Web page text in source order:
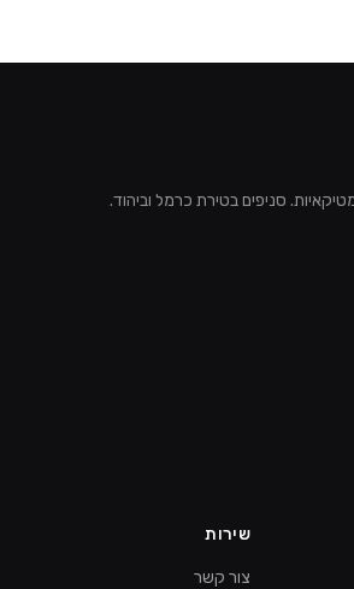
סניפים בטירת כרמל וביהוד.
שירות
צור קשר